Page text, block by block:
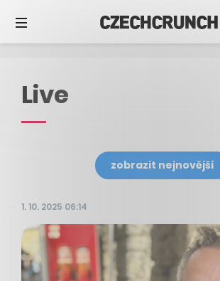
Live
zobrazit nejnovější
1. 10. 2025 06:14